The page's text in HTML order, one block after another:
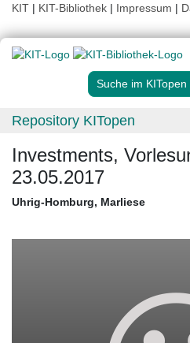
KIT | KIT-Bibliothek | Impressum |
Suche im
Repository KITopen
Investments,
23.05.2017
Uhrig-Homburg, Marliese